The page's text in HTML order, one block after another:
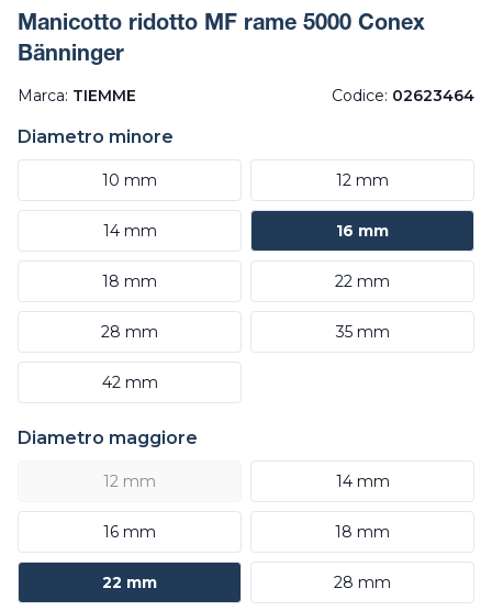
Manicotto ridotto MF rame 5000 Conex
Bänninger
Marca: TIEMME Codice: 02623464
Diametro minore
10 mm 12 mm
14 mm 16 mm
18 mm 22 mm
28 mm 35 mm
42 mm
Diametro maggiore
12 mm 14 mm
16 mm 18 mm
22 mm 28 mm